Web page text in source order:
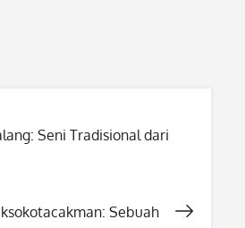
Seni Tradisional dari
Sebuah